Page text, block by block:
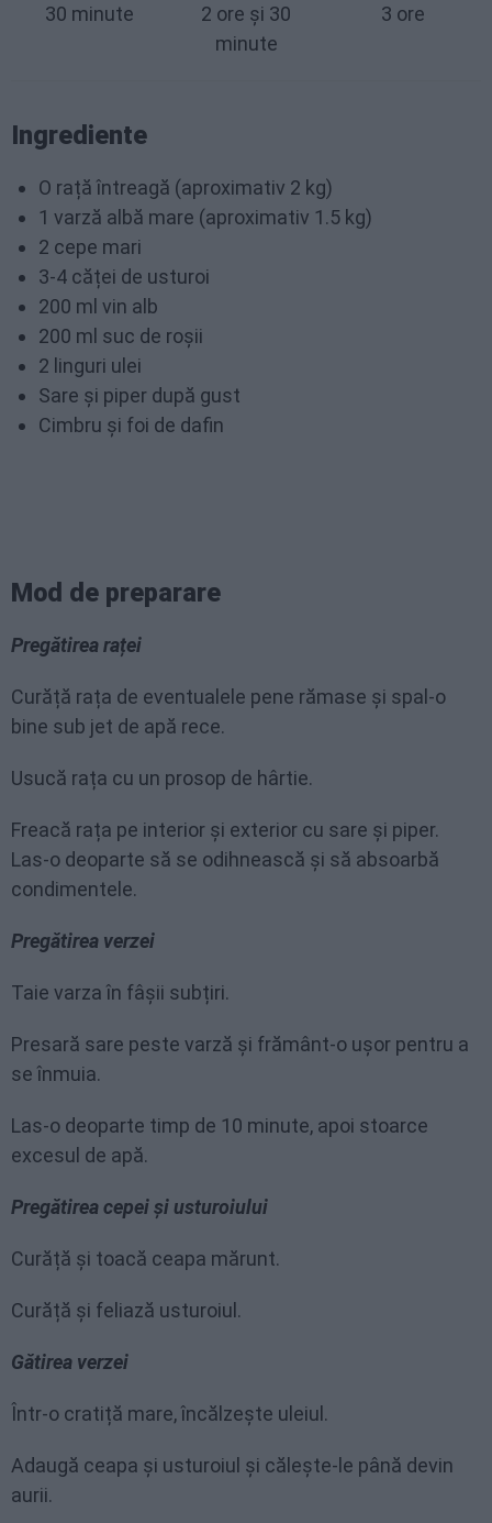
30 minute
2 ore și 30
minute
3 ore
Ingrediente
O rață întreagă (aproximativ 2 kg)
1 varză albă mare (aproximativ 1.5 kg)
2 cepe mari
3-4 căței de usturoi
200 ml vin alb
200 ml suc de roșii
2 linguri ulei
Sare și piper după gust
Cimbru și foi de dafin
Mod de preparare
Pregătirea raței
Curăță rața de eventualele pene rămase și spal-o
bine sub jet de apă rece.
Usucă rața cu un prosop de hârtie.
Freacă rața pe interior și exterior cu sare și piper.
Las-o deoparte să se odihnească și să absoarbă
condimentele.
Pregătirea verzei
Taie varza în fâșii subțiri.
Presară sare peste varză și frământ-o ușor pentru a
se înmuia.
Las-o deoparte timp de 10 minute, apoi stoarce
excesul de apă.
Pregătirea cepei și usturoiului
Curăță și toacă ceapa mărunt.
Curăță și feliază usturoiul.
Gătirea verzei
Într-o cratiță mare, încălzește uleiul.
Adaugă ceapa și usturoiul și călește-le până devin
aurii.